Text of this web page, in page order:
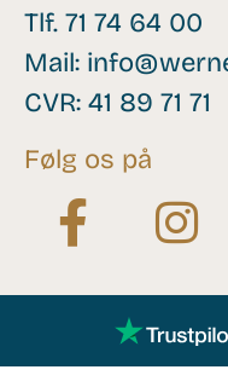
Tlf. 71 74 64 00
Mail:
CVR: 41 89 71 71
Følg os på